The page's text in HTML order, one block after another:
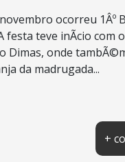
ocorreu 1Âº
festa teve inÃ­cio com
Dimas, onde
da madrugada...
+